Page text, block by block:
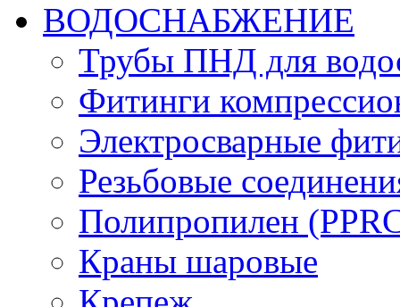
ВОДОСНАБЖЕНИЕ
Трубы ПНД для
Фитинги
Электросварные
Резьбовые
Полипропилен
Краны шаровые